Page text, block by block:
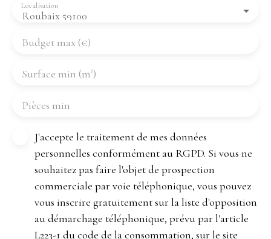
Roubaix 59100
Localisation
Budget max (€)
Surface min (m²)
Pièces min
J'accepte le traitement de mes données
personnelles conformément au RGPD. Si vous ne
souhaitez pas faire l'objet de prospection
commerciale par voie téléphonique, vous pouvez
vous inscrire gratuitement sur la liste d'opposition
au démarchage téléphonique, prévu par l'article
L223-1 du code de la consommation, sur le site